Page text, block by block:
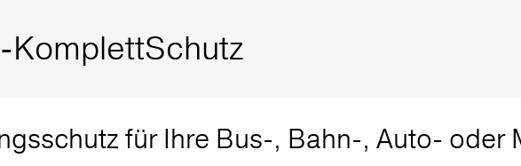
KomplettSchutz
für Ihre Bus-, Bahn-, Auto- oder